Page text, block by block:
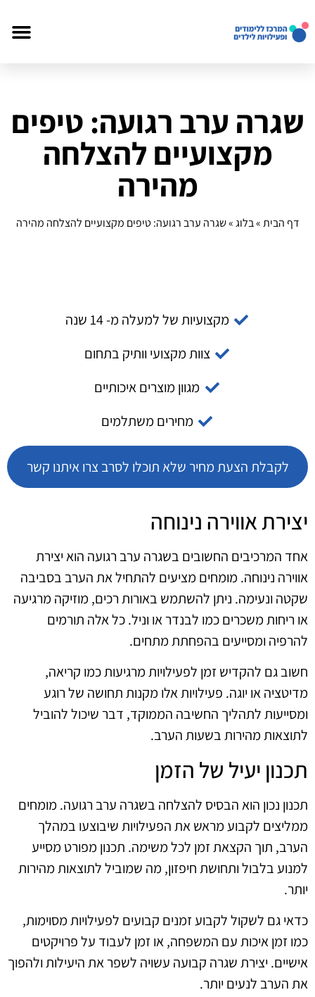
שגרה ערב רגועה: טיפים
מקצועיים להצלחה
מהירה
דף הבית»בלוג»שגרה ערב רגועה: טיפים מקצועיים להצלחה מהירה
מקצועיות של למעלה מ- 14 שנה
צוות מקצועי וותיק בתחום
מגוון מוצרים איכותיים
מחירים משתלמים
לקבלת הצעת מחיר שלא תוכלו לסרב צרו איתנו קשר
יצירת אווירה נינוחה
אחד המרכיבים החשובים בשגרה ערב רגועה הוא יצירת
אווירה נינוחה. מומחים מציעים להתחיל את הערב בסביבה
שקטה ונעימה. ניתן להשתמש באורות רכים, מוזיקה מרגיעה
או ריחות משכרים כמו לבנדר או וניל. כל אלה תורמים
להרפיה ומסייעים בהפחתת מתחים.
חשוב גם להקדיש זמן לפעילויות מרגיעות כמו קריאה,
מדיטציה או יוגה. פעילויות אלו מקנות תחושה של רוגע
ומסייעות לתהליך החשיבה הממוקד, דבר שיכול להוביל
לתוצאות מהירות בשעות הערב.
תכנון יעיל של הזמן
תכנון נכון הוא הבסיס להצלחה בשגרה ערב רגועה. מומחים
ממליצים לקבוע מראש את הפעילויות שיבוצעו במהלך
הערב, תוך הקצאת זמן לכל משימה. תכנון מפורט מסייע
למנוע בלבול ותחושת חיפזון, מה שמוביל לתוצאות מהירות
יותר.
כדאי גם לשקול לקבוע זמנים קבועים לפעילויות מסוימות,
כמו זמן איכות עם המשפחה, או זמן לעבוד על פרויקטים
אישיים. יצירת שגרה קבועה עשויה לשפר את היעילות ולהפוך
את הערב לנעים יותר.